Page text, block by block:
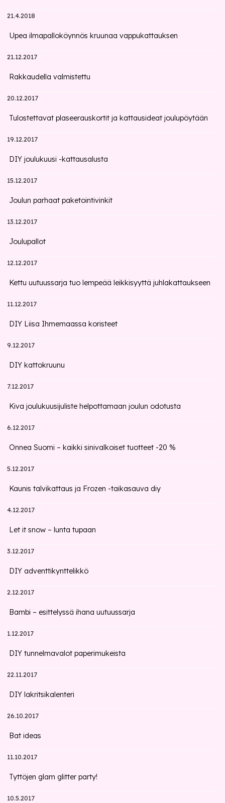
21.4.2018
Upea ilmapalloköynnös kruunaa vappukattauksen
21.12.2017
Rakkaudella valmistettu
20.12.2017
Tulostettavat plaseerauskortit ja kattausideat joulupöytään
19.12.2017
DIY joulukuusi -kattausalusta
15.12.2017
Joulun parhaat paketointivinkit
13.12.2017
Joulupallot
12.12.2017
Kettu uutuussarja tuo lempeää leikkisyyttä juhlakattaukseen
11.12.2017
DIY Liisa Ihmemaassa koristeet
9.12.2017
DIY kattokruunu
7.12.2017
Kiva joulukuusijuliste helpottamaan joulun odotusta
6.12.2017
Onnea Suomi – kaikki sinivalkoiset tuotteet -20 %
5.12.2017
Kaunis talvikattaus ja Frozen -taikasauva diy
4.12.2017
Let it snow – lunta tupaan
3.12.2017
DIY adventtikynttelikkö
2.12.2017
Bambi – esittelyssä ihana uutuussarja
1.12.2017
DIY tunnelmavalot paperimukeista
22.11.2017
DIY lakritsikalenteri
26.10.2017
Bat ideas
11.10.2017
Tyttöjen glam glitter party!
10.5.2017